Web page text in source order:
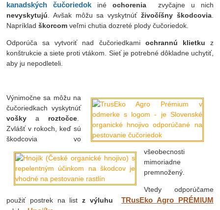
kanadských čučoriedok inéochorenia zvyčajne u nich
nevyskytujú. Avšak môžu sa vyskytnúťživočíšny škodcovia.
Napríkladškorcom veľmi chutia dozreté plody čučoriedok.
Odporúča sa vytvoriť nad čučoriedkami ochrannú klietku z
konštrukcie a siete proti vtákom. Sieť je potrebné dôkladne uchytiť,
aby ju nepodleteli.
Výnimočne sa môžu na
čučoriedkach vyskytnúť
vošky a roztočce.
Zvlášť v rokoch, keď sú
škodcovia vo
všeobecnosti
mimoriadne
premnožený.
Vtedy odporúčame
použiť postrek na listz výluhuTRusEko Agro PRÉMIUM